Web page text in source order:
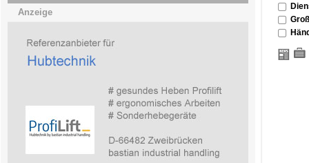
Anzeige